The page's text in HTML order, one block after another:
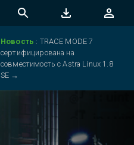
Новость : TRACE MODE 7
сертифицирована на
совместимость с Astra Linux 1.8
SE →